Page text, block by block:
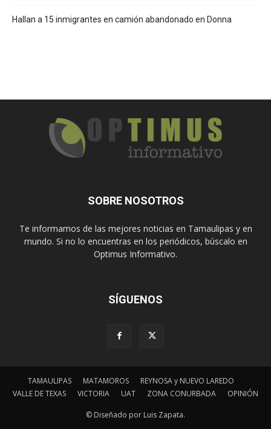
Hallan a 15 inmigrantes en camión abandonado en Donna
SOBRE NOSOTROS
Te informamos de las mejores noticias en Tamaulipas y en
mundo. Si no lo encuentras en los periódicos, búscalo en
Optimus Informativo.
SÍGUENOS
TAMAULIPAS MATAMOROS
REYNOSA y NUEVO LAREDO
VALLE DE TEXAS
VICTORIA UAT ZONA CONURBADA OPINIÓN
© Diseñado por Luis Zapata.